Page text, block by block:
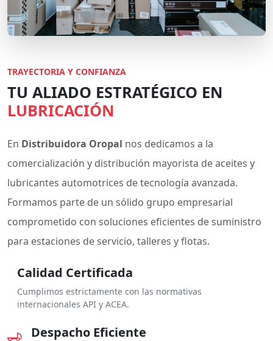
TRAYECTORIA Y CONFIANZA
TU ALIADO ESTRATÉGICO EN
LUBRICACIÓN
En Distribuidora Oropal nos dedicamos a la
comercialización y distribución mayorista de aceites y
lubricantes automotrices de tecnología avanzada.
Formamos parte de un sólido grupo empresarial
comprometido con soluciones eficientes de suministro
para estaciones de servicio, talleres y flotas.
Calidad Certificada
Cumplimos estrictamente con las normativas
internacionales API y ACEA.
Despacho Eficiente